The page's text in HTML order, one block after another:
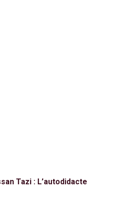
Tazi : L’autodidacte